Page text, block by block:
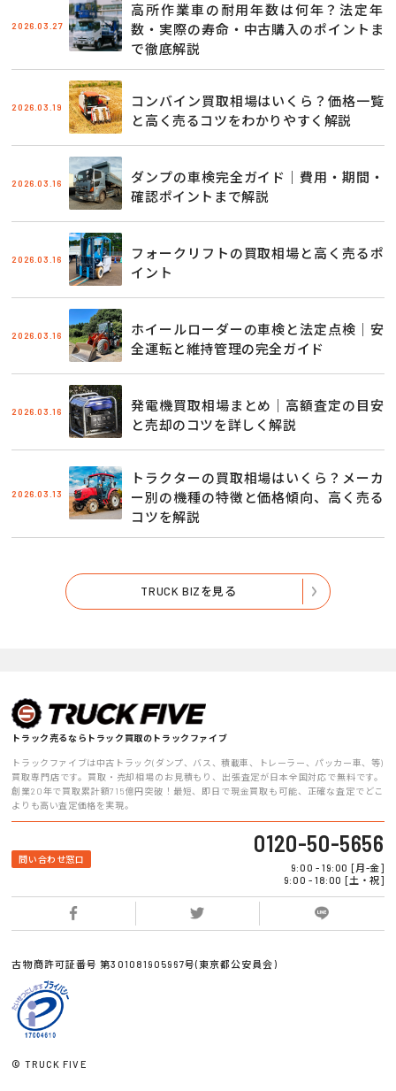
2026.03.27
高所作業車の耐用年数は何年？法定年
数・実際の寿命・中古購入のポイントま
で徹底解説
2026.03.19
コンバイン買取相場はいくら？価格一覧
と高く売るコツをわかりやすく解説
2026.03.16
ダンプの車検完全ガイド｜費用・期間・
確認ポイントまで解説
2026.03.16
フォークリフトの買取相場と高く売るポ
イント
2026.03.16
ホイールローダーの車検と法定点検｜安
全運転と維持管理の完全ガイド
2026.03.16
発電機買取相場まとめ｜高額査定の目安
と売却のコツを詳しく解説
2026.03.13
トラクターの買取相場はいくら？メーカ
ー別の機種の特徴と価格傾向、高く売る
コツを解説
TRUCK BIZを見る
トラック売るならトラック買取のトラックファイブ
トラックファイブは中古トラック(ダンプ、バス、積載車、トレーラー、パッカー車、等)
買取専門店です。買取・売却相場のお見積もり、出張査定が日本全国対応で無料です。
創業20年で買取累計額715億円突破！最短、即日で現金買取も可能、正確な査定でどこ
よりも高い査定価格を実現。
問い合わせ窓口
0120-50-5656
9:00 - 19:00 [月-金]
9:00 - 18:00 [土・祝]
古物商許可証番号 第301081905967号(東京都公安員会)
© TRUCK FIVE